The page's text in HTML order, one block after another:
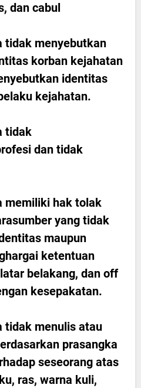
dan cabul
tidak menyebutkan
korban kejahatan
identitas
kejahatan.
tidak
dan tidak
memiliki hak tolak
yang tidak
maupun
ketentuan
belakang, dan off
kesepakatan.
tidak menulis atau
prasangka
seseorang atas
ras, warna kuli,